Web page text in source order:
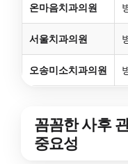
온마음치과의원
서울치과의원
오송미소치과의원
꼼꼼한 사후
중요성